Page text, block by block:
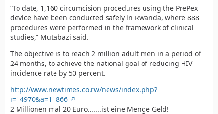
“To date, 1,160 circumcision procedures using the PrePex
device have been conducted safely in Rwanda, where 888
procedures were performed in the framework of clinical
studies,” Mutabazi said.
The objective is to reach 2 million adult men in a period of
24 months, to achieve the national goal of reducing HIV
incidence rate by 50 percent.
http://www.newtimes.co.rw/news/index.php?
i=14970&a=11866
2 Millionen mal 20 Euro.......ist eine Menge Geld!